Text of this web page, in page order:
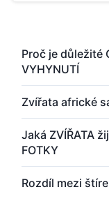
Proč je důležité
VYHYNUTÍ
Zvířata africké
Jaká ZVÍŘATA
FOTKY
Rozdíl mezi